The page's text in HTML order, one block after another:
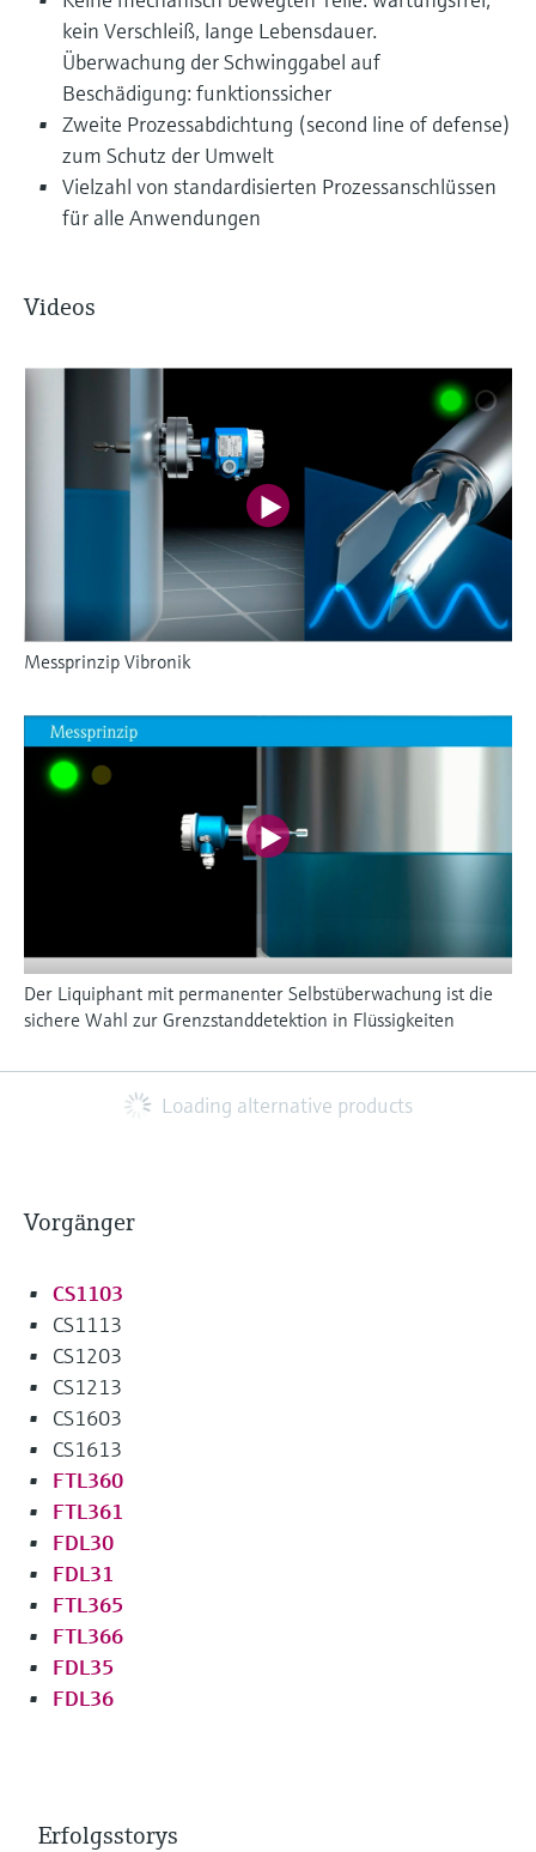
kein Verschleiß, lange Lebensdauer.
Überwachung der Schwinggabel auf
Beschädigung: funktionssicher
Zweite Prozessabdichtung (second line of defense)
zum Schutz der Umwelt
Vielzahl von standardisierten Prozessanschlüssen
für alle Anwendungen
Videos
Messprinzip Vibronik
Der Liquiphant mit permanenter Selbstüberwachung ist die
sichere Wahl zur Grenzstanddetektion in Flüssigkeiten
Loading alternative products
Vorgänger
CS1103
CS1113
CS1203
CS1213
CS1603
CS1613
FTL360
FTL361
FDL30
FDL31
FTL365
FTL366
FDL35
FDL36
Erfolgsstorys